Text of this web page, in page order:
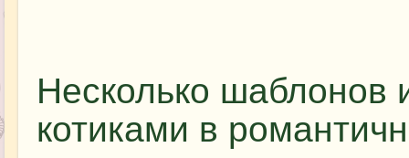
Несколько шаблонов
котиками в